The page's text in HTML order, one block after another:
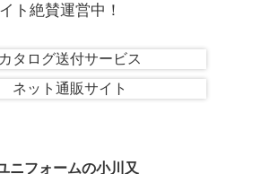
イト絶賛運営中！